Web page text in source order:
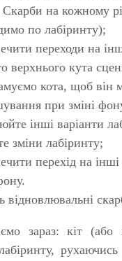
Скарби на кожному
по лабіринту);
переходи на
верхнього кута
кота, щоб він
при зміні
інші варіанти
зміни лабіринту;
перехід на
відновлювальні
зараз: кіт (або